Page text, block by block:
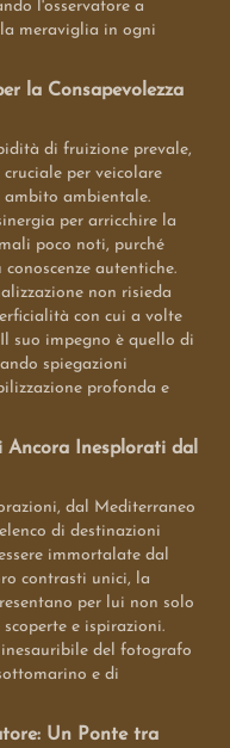
l'osservatore a
meraviglia in ogni
la Consapevolezza
di fruizione prevale,
per veicolare
ambito ambientale.
per arricchire la
poco noti, purché
autentiche.
non risieda
con cui a volte
suo impegno è quello di
spiegazioni
profonda e
Ancora Inesplorati dal
dal Mediterraneo
di destinazioni
immortalate dal
contrasti unici, la
per lui non solo
e ispirazioni.
del fotografo
e di
Un Ponte tra